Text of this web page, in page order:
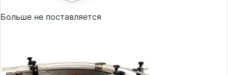
Больше не поставляется